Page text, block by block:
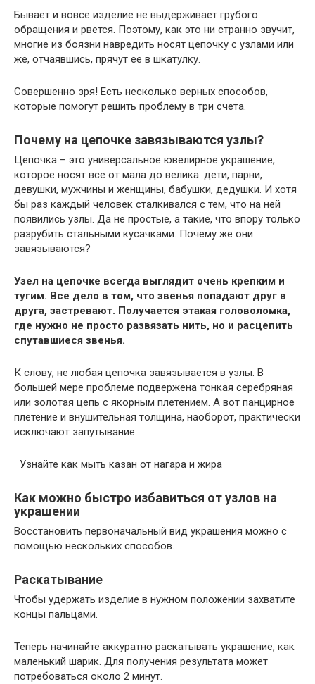
Бывает и вовсе изделие не выдерживает грубого
обращения и рвется. Поэтому, как это ни странно звучит,
многие из боязни навредить носят цепочку с узлами или
же, отчаявшись, прячут ее в шкатулку.
Совершенно зря! Есть несколько верных способов,
которые помогут решить проблему в три счета.
Почему на цепочке завязываются узлы?
Цепочка – это универсальное ювелирное украшение,
которое носят все от мала до велика: дети, парни,
девушки, мужчины и женщины, бабушки, дедушки. И хотя
бы раз каждый человек сталкивался с тем, что на ней
появились узлы. Да не простые, а такие, что впору только
разрубить стальными кусачками. Почему же они
завязываются?
Узел на цепочке всегда выглядит очень крепким и
тугим. Все дело в том, что звенья попадают друг в
друга, застревают. Получается этакая головоломка,
где нужно не просто развязать нить, но и расцепить
спутавшиеся звенья.
К слову, не любая цепочка завязывается в узлы. В
большей мере проблеме подвержена тонкая серебряная
или золотая цепь с якорным плетением. А вот панцирное
плетение и внушительная толщина, наоборот, практически
исключают запутывание.
Узнайте как мыть казан от нагара и жира
Как можно быстро избавиться от узлов на
украшении
Восстановить первоначальный вид украшения можно с
помощью нескольких способов.
Раскатывание
Чтобы удержать изделие в нужном положении захватите
концы пальцами.
Теперь начинайте аккуратно раскатывать украшение, как
маленький шарик. Для получения результата может
потребоваться около 2 минут.